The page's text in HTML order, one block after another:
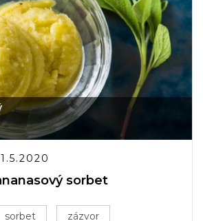
sorbet
sorbet zázvor